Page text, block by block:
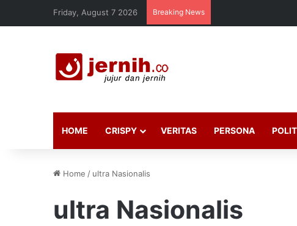
Friday, August 7 2026 Breaking News
HOME CRISPY VERITAS PERSONA
Home / ultra Nasionalis
ultra Nasionalis